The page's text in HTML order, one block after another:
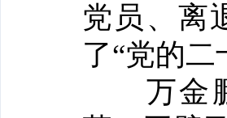
党员、离
了“党的
万金鹏